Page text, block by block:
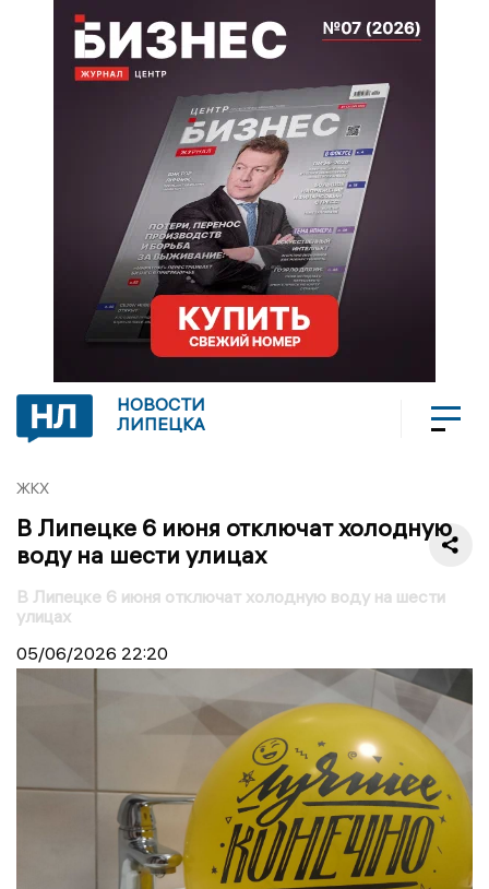
НОВОСТИ
ЛИПЕЦКА
ЖКХ
В Липецке 6 июня отключат холодную
воду на шести улицах
В Липецке 6 июня отключат холодную воду на шести
улицах
05/06/2026 22:20